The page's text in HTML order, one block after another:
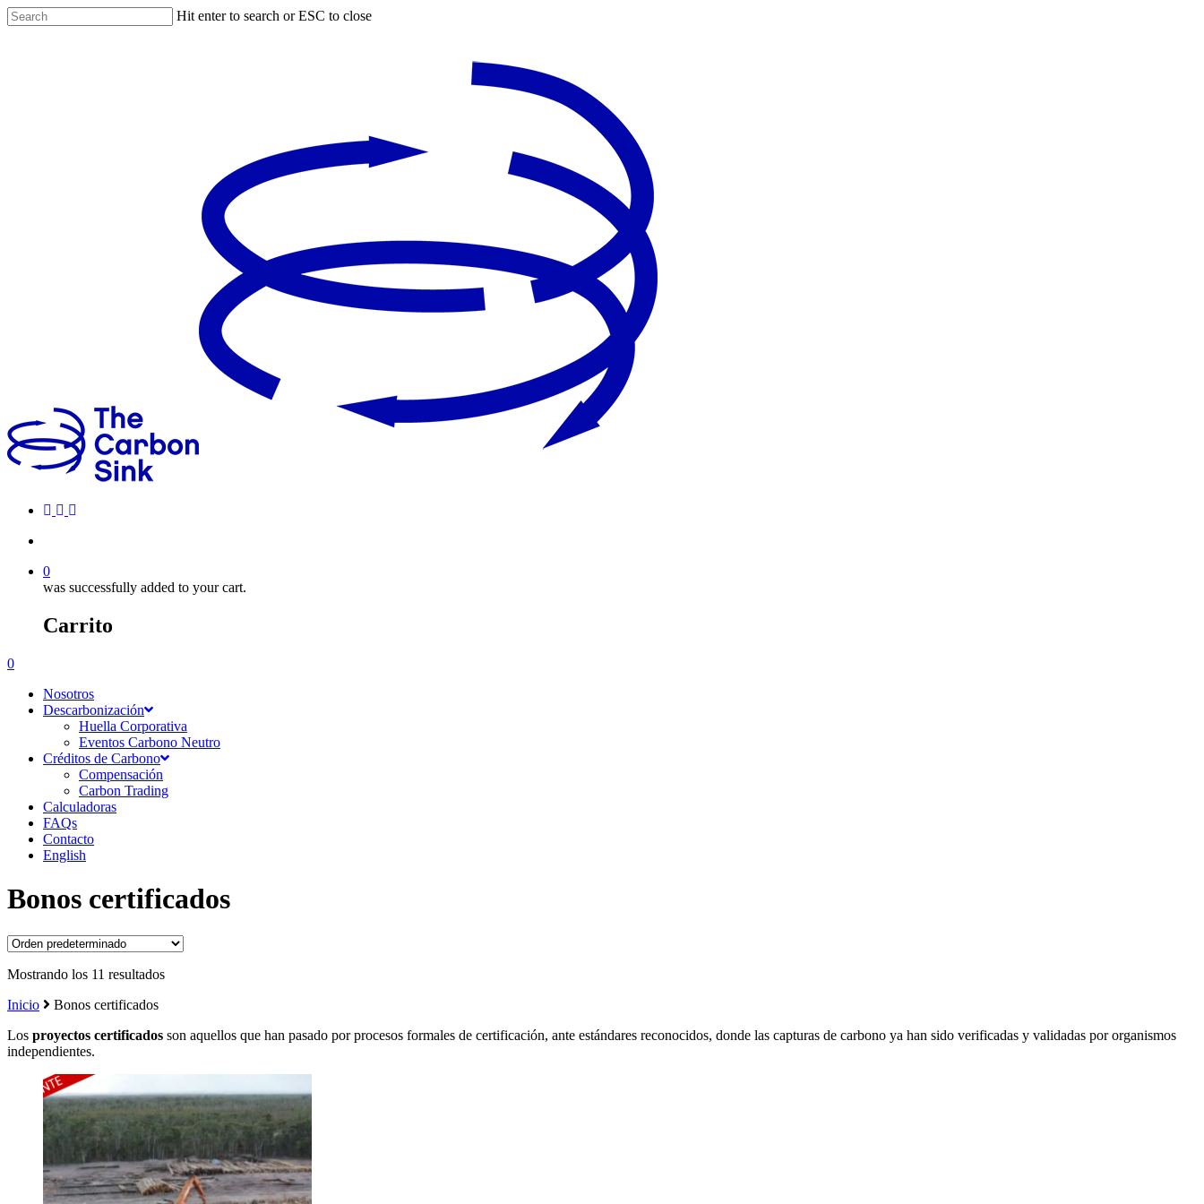
Hit enter to search or ESC to close
0
was successfully added to your cart.
Carrito
0
Nosotros
Descarbonización
Huella Corporativa
Eventos Carbono Neutro
Créditos de Carbono
Compensación
Carbon Trading
Calculadoras
FAQs
Contacto
English
Bonos certificados
Mostrando los 11 resultados
Inicio
Bonos certificados
Los proyectos certificados son aquellos que han pasado por procesos formales de certificación, ante estándares reconocidos, donde las capturas de carbono ya han sido verificadas y validadas por organismos
independientes.